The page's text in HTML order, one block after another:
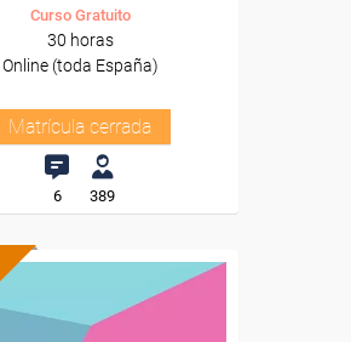
Curso Gratuito
30 horas
Online (toda España)
Matrícula cerrada
6 389